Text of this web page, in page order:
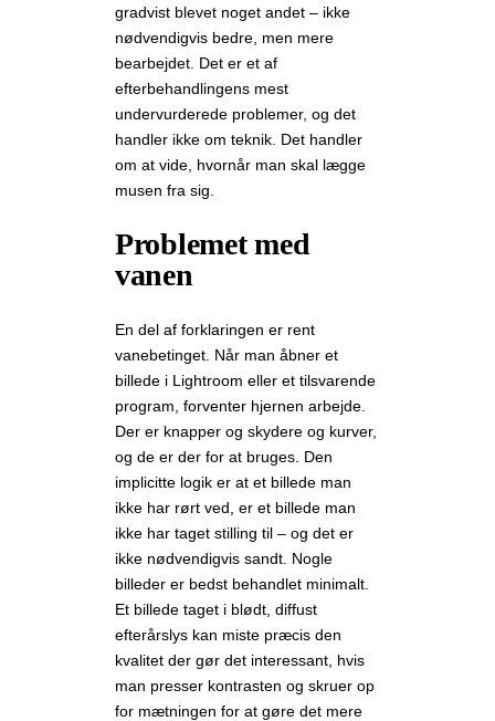
gradvist blevet noget andet – ikke
nødvendigvis bedre, men mere
bearbejdet. Det er et af
efterbehandlingens mest
undervurderede problemer, og det
handler ikke om teknik. Det handler
om at vide, hvornår man skal lægge
musen fra sig.
Problemet med
vanen
En del af forklaringen er rent
vanebetinget. Når man åbner et
billede i Lightroom eller et tilsvarende
program, forventer hjernen arbejde.
Der er knapper og skydere og kurver,
og de er der for at bruges. Den
implicitte logik er at et billede man
ikke har rørt ved, er et billede man
ikke har taget stilling til – og det er
ikke nødvendigvis sandt. Nogle
billeder er bedst behandlet minimalt.
Et billede taget i blødt, diffust
efterårslys kan miste præcis den
kvalitet der gør det interessant, hvis
man presser kontrasten og skruer op
for mætningen for at gøre det mere